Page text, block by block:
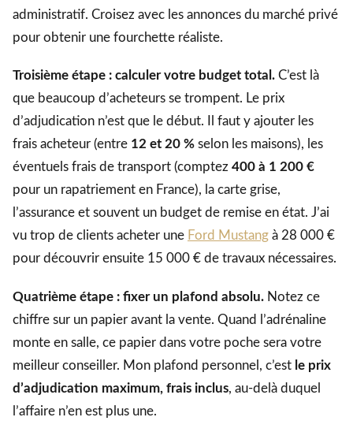
administratif. Croisez avec les annonces du marché privé
pour obtenir une fourchette réaliste.
Troisième étape : calculer votre budget total. C’est là
que beaucoup d’acheteurs se trompent. Le prix
d’adjudication n’est que le début. Il faut y ajouter les
frais acheteur (entre 12 et 20 % selon les maisons), les
éventuels frais de transport (comptez 400 à 1 200 €
pour un rapatriement en France), la carte grise,
l’assurance et souvent un budget de remise en état. J’ai
vu trop de clients acheter une Ford Mustang à 28 000 €
pour découvrir ensuite 15 000 € de travaux nécessaires.
Quatrième étape : fixer un plafond absolu. Notez ce
chiffre sur un papier avant la vente. Quand l’adrénaline
monte en salle, ce papier dans votre poche sera votre
meilleur conseiller. Mon plafond personnel, c’est le prix
d’adjudication maximum, frais inclus, au-delà duquel
l’affaire n’en est plus une.